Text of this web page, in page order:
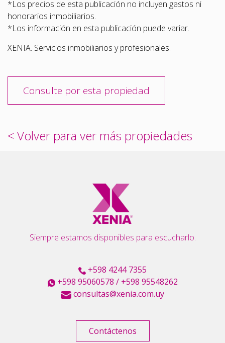
*Los precios de esta publicación no incluyen gastos ni
honorarios inmobiliarios.
*Los información en esta publicación puede variar.
XENIA. Servicios inmobiliarios y profesionales.
Consulte por esta propiedad
< Volver para ver más propiedades
Siempre estamos disponibles para escucharlo.
+598 4244 7355
+598 95060578 / +598 95548262
consultas@xenia.com.uy
Contáctenos